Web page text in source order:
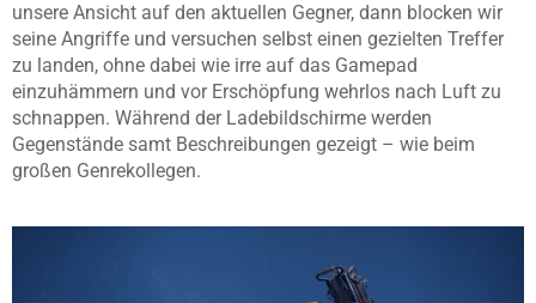
unsere Ansicht auf den aktuellen Gegner, dann blocken wir
seine Angriffe und versuchen selbst einen gezielten Treffer
zu landen, ohne dabei wie irre auf das Gamepad
einzuhämmern und vor Erschöpfung wehrlos nach Luft zu
schnappen. Während der Ladebildschirme werden
Gegenstände samt Beschreibungen gezeigt – wie beim
großen Genrekollegen.